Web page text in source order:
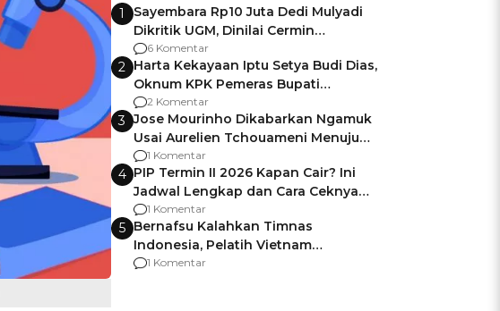
1
Sayembara Rp10 Juta Dedi Mulyadi
Dikritik UGM, Dinilai Cermin
Gagalnya Negara Jamin Keamanan
6 Komentar
2 Harta Kekayaan Iptu Setya Budi Dias,
Oknum KPK Pemeras Bupati
Pemalang
2 Komentar
3 Jose Mourinho Dikabarkan Ngamuk
Usai Aurelien Tchouameni Menuju
Manchester United
1 Komentar
4 PIP Termin II 2026 Kapan Cair? Ini
Jadwal Lengkap dan Cara Ceknya
agar Dana Tidak Hangus!
1 Komentar
5 Bernafsu Kalahkan Timnas
Indonesia, Pelatih Vietnam
Berencana Pakai Jimat di Pakansari
1 Komentar